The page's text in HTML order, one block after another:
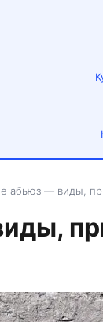
абьюз — виды,